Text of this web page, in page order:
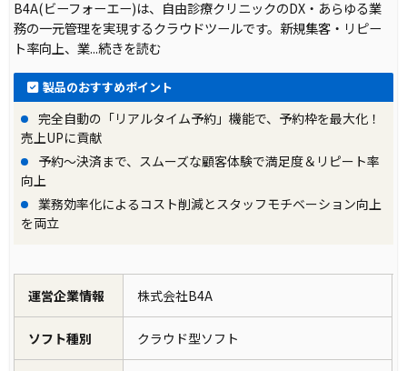
B4A(ビーフォーエー)は、自由診療クリニックのDX・あらゆる業
務の一元管理を実現するクラウドツールです。新規集客・リピー
ト率向上、業...続きを読む
製品のおすすめポイント
完全自動の「リアルタイム予約」機能で、予約枠を最大化！
売上UPに貢献
予約～決済まで、スムーズな顧客体験で満足度＆リピート率
向上
業務効率化によるコスト削減とスタッフモチベーション向上
を両立
運営企業情報 株式会社B4A
ソフト種別 クラウド型ソフト